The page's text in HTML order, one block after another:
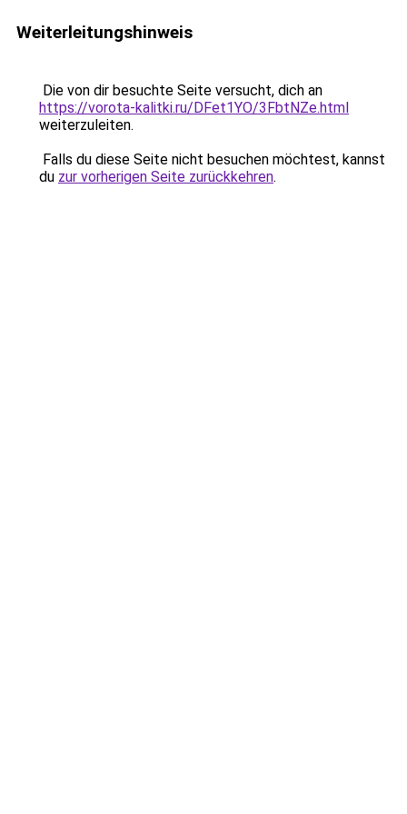
Weiterleitungshinweis
Die von dir besuchte Seite versucht, dich an
https://vorota-kalitki.ru/DFet1YO/3FbtNZe.html
weiterzuleiten.
Falls du diese Seite nicht besuchen möchtest, kannst
du zur vorherigen Seite zurückkehren.